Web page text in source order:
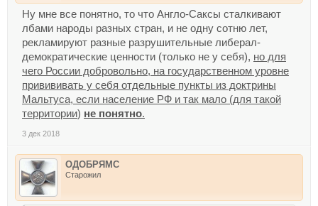
Ну мне все понятно, то что Англо-Саксы сталкивают
лбами народы разных стран, и не одну сотню лет,
рекламируют разные разрушительные либерал-
демократические ценности (только не у себя), но для
чего России добровольно, на государственном уровне
привививать у себя отдельные пункты из доктрины
Мальтуса, если население РФ и так мало (для такой
территории) не понятно.
3 дек 2018
ОДОБРЯМС
Старожил